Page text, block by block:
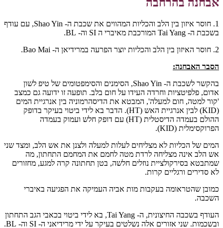
1. חוסר איזון בין הלב והכליות המהווים את שכבת ה- Shao Yin, עם עודף
בשכבת ה- Tai Yang המורכבת מאיברי ה SI וה- BL.
2. חוסר האיזון בין הלב והכליות יוצר הפרעה במרידיאן ה- Bao Mai.
הסבר האבחנה:
בהקשר לשכבת ה- Shao Yin, הסימנים והסימפטומים של טיפ לשון
אדום, פלפיטציות וחרדה העידו על חום בלב. תופעה זו ידועה גם כמצב
'קור למטה, חום למעלה', המבטא את הדיסהרמוניה בין אנרגיית המים
(KID) לבין אנרגיית האש (HT). הדבר בא לידי ביטוי בעיקר בדופק
ההולם בעמדה הדיסטלית (HT) עם דופק חלש ועמוק בעמדה
הפרוקסימלית (KID).
המים של הכליות לא מצליחים לעלות למעלה ולצנן את אש הלב, ומצד שני
אש הלב אינה מצליחה לרדת מטה לחמם את המחמם התחתון, מה
שמתבטא בסירקולציית נוזלים חלשה, בטן תחתונה קרה למגע, מחזורים
לא סדירים ורגליים קרות.
כמובן שהטראומה בעקבות מות אביה העמיקה את הפגיעה באיברי
השכבה.
העודף בשכבה החיצונית, ה- Tai Yang, בא לידי ביטוי בכאבי הגב התחתון
ובשכמות. שני אזורים אלה נשלטים בעיקר על ידי מרידיאני ה- SI וה- BL.